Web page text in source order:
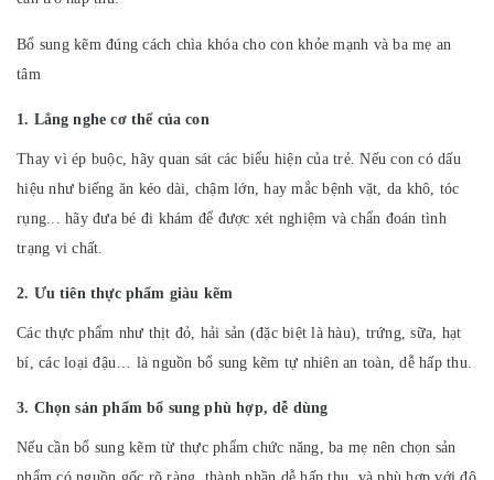
Bổ sung kẽm đúng cách chìa khóa cho con khỏe mạnh và ba mẹ an
tâm
1. Lắng nghe cơ thể của con
Thay vì ép buộc, hãy quan sát các biểu hiện của trẻ. Nếu con có dấu
hiệu như biếng ăn kéo dài, chậm lớn, hay mắc bệnh vặt, da khô, tóc
rụng... hãy đưa bé đi khám để được xét nghiệm và chẩn đoán tình
trạng vi chất.
2. Ưu tiên thực phẩm giàu kẽm
Các thực phẩm như thịt đỏ, hải sản (đặc biệt là hàu), trứng, sữa, hạt
bí, các loại đậu… là nguồn bổ sung kẽm tự nhiên an toàn, dễ hấp thu.
3. Chọn sản phẩm bổ sung phù hợp, dễ dùng
Nếu cần bổ sung kẽm từ thực phẩm chức năng, ba mẹ nên chọn sản